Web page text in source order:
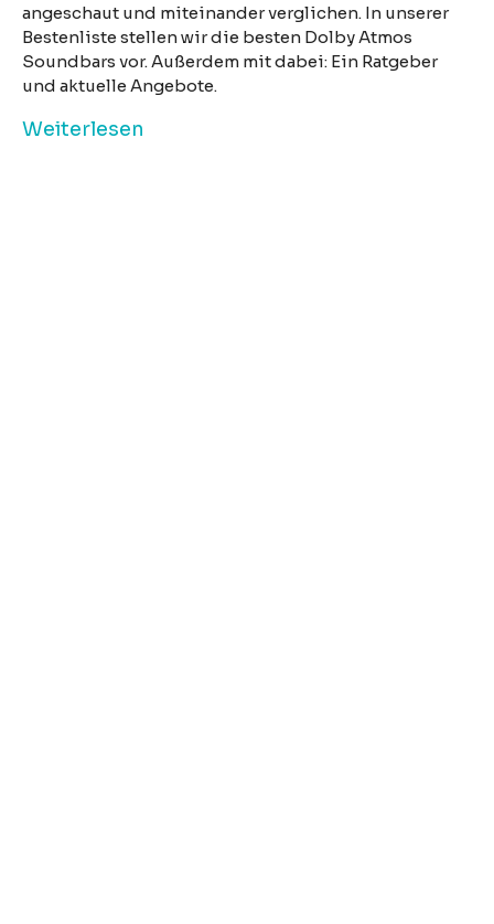
angeschaut und miteinander verglichen. In unserer
Bestenliste stellen wir die besten Dolby Atmos
Soundbars vor. Außerdem mit dabei: Ein Ratgeber
und aktuelle Angebote.
Weiterlesen